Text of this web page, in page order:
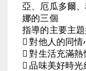
亞、厄瓜多爾
娜的三個
指導的主要主
 對他人的同情
 對生活充滿
 品味美好時